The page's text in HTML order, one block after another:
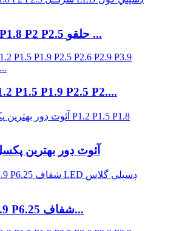
اندروني P1.8 P2 P2.5 حلقو ...
P1.5 P1.9 P2.5 P2....
آئوٽ ڊور بهترين
P2.5 P3.9 P6.25 شفاف...